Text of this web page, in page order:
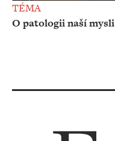
TÉMA
O patologii naší mysli